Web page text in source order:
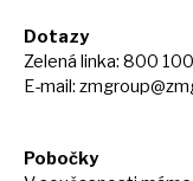
Dotazy
Zelená linka: 800
E-mail:
Pobočky